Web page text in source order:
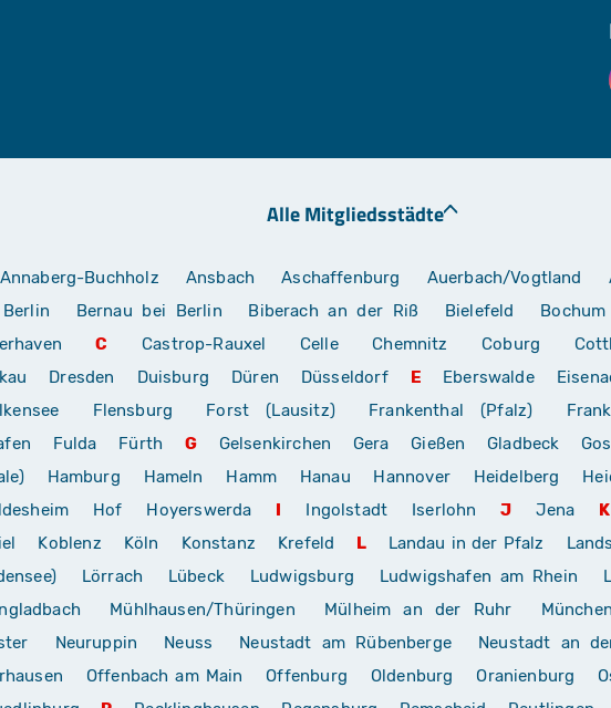
Alle Mitgliedsstädte
Annaberg-Buchholz Ansbach Aschaffenburg Auerbach/Vogtland
Berlin Bernau bei Berlin Biberach an der Riß Bielefeld
Bochum
C Castrop-Rauxel Celle Chemnitz Coburg
Dresden Duisburg Düren Düsseldorf E Eberswalde
Flensburg Forst (Lausitz) Frankenthal (Pfalz)
Fulda Fürth G Gelsenkirchen Gera Gießen Gladbeck
Hamburg Hameln Hamm Hanau Hannover Heidelberg
Hof Hoyerswerda I Ingolstadt Iserlohn J Jena
K
Koblenz Köln Konstanz Krefeld L Landau in der Pfalz
Lörrach Lübeck Ludwigsburg Ludwigshafen am Rhein
Mühlhausen/Thüringen Mülheim an der Ruhr
Neuruppin Neuss Neustadt am Rübenberge
Neustadt an
Offenbach am Main Offenburg Oldenburg Oranienburg